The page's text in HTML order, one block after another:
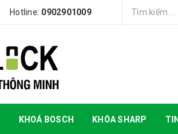
Hotline: 0902901009
KHOÁ BOSCH KHÓA SHARP